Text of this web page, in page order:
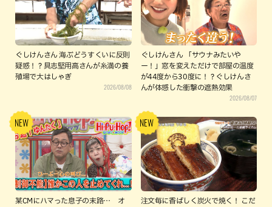
ぐしけんさん 海ぶどうすくいに反則
疑惑！？具志堅用高さんが糸満の養
殖場で大はしゃぎ
2026/08/08
ぐしけんさん 「サウナみたいや
ー！」窓を変えただけで部屋の温度
が44度から30度に！？ぐしけんさ
んが体感した衝撃の遮熱効果
2026/08/07
某CMにハマった息子の末路… オ
注文毎に香ばしく炭火で焼く！ こだ